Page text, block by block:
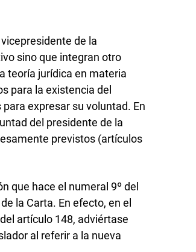
de la
sino que integran otro
teoría jurídica en materia
para la existencia del
expresar su voluntad. En
del presidente de la
previstos (artículos
que hace el numeral 9º del
la Carta. En efecto, en el
artículo 148, adviértase
al referir a la nueva